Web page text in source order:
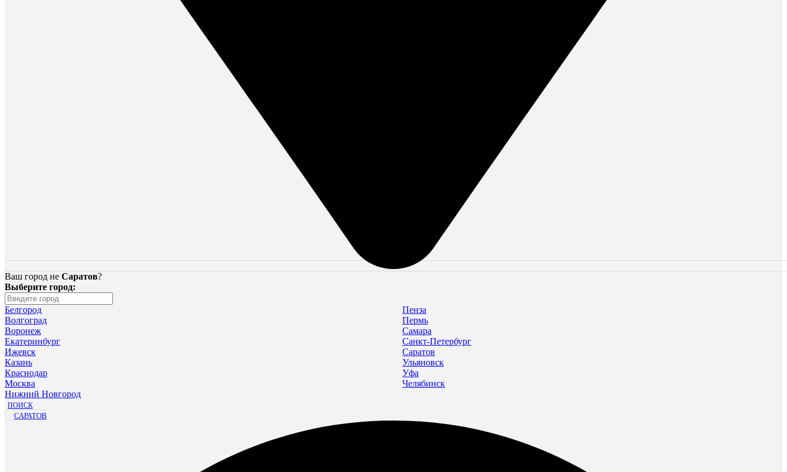
Ваш город не Саратов?
Выберите город:
Белгород
Волгоград
Воронеж
Екатеринбург
Ижевск
Казань
Краснодар
Москва
Нижний Новгород
Пенза
Пермь
Самара
Санкт-Петербург
Саратов
Ульяновск
Уфа
Челябинск
ПОИСК
САРАТОВ